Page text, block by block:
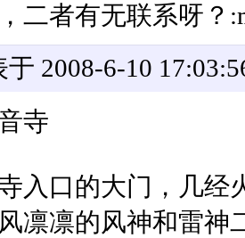
二者有无联系呀？
2008-6-10
寺
入口的大门，几经
凛凛的风神和雷神